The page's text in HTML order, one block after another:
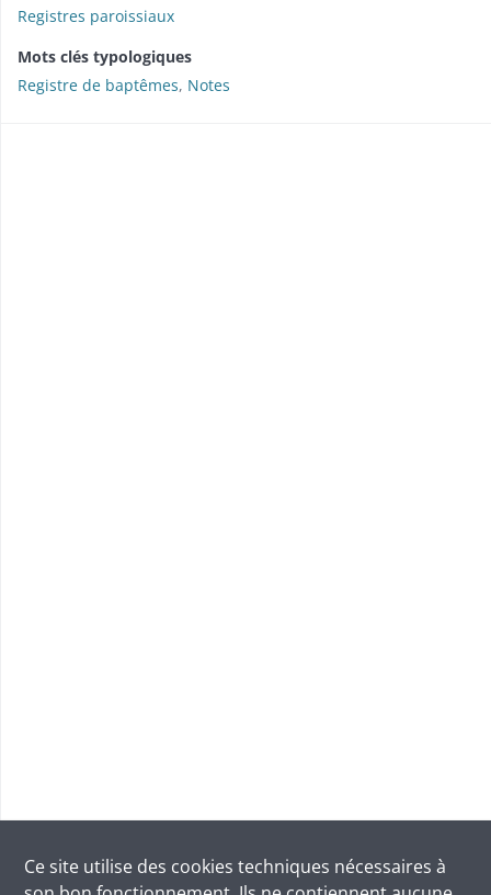
Registres paroissiaux
Mots clés typologiques
Registre de baptêmes, Notes
Ce site utilise des cookies techniques nécessaires à